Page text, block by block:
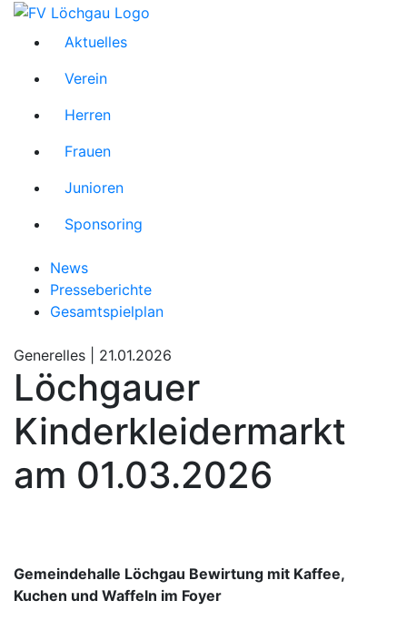
Aktuelles
Verein
Herren
Frauen
Junioren
Sponsoring
News
Presseberichte
Gesamtspielplan
Generelles | 21.01.2026
Löchgauer
Kinderkleidermarkt
am 01.03.2026
Gemeindehalle Löchgau Bewirtung mit Kaffee,
Kuchen und Waffeln im Foyer